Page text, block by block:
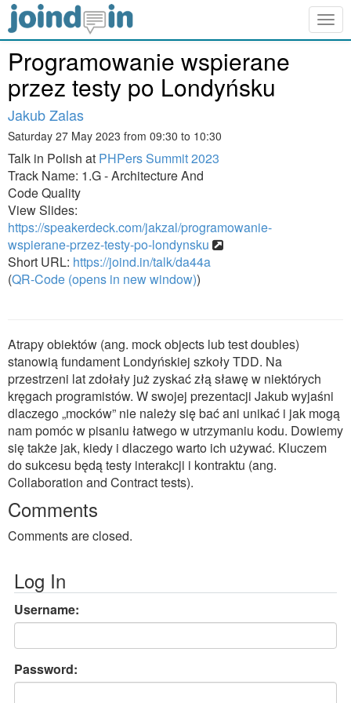
Programowanie wspierane
przez testy po Londyńsku
Jakub Zalas
Saturday 27 May 2023 from 09:30 to 10:30
Talk in Polish at PHPers Summit 2023
Track Name: 1.G - Architecture And
Code Quality
View Slides:
https://speakerdeck.com/jakzal/programowanie-
wspierane-przez-testy-po-londynsku
Short URL: https://joind.in/talk/da44a
(QR-Code (opens in new window))
Atrapy obiektów (ang. mock objects lub test doubles)
stanowią fundament Londyńskiej szkoły TDD. Na
przestrzeni lat zdołały już zyskać złą sławę w niektórych
kręgach programistów. W swojej prezentacji Jakub wyjaśni
dlaczego „mocków” nie należy się bać ani unikać i jak mogą
nam pomóc w pisaniu łatwego w utrzymaniu kodu. Dowiemy
się także jak, kiedy i dlaczego warto ich używać. Kluczem
do sukcesu będą testy interakcji i kontraktu (ang.
Collaboration and Contract tests).
Comments
Comments are closed.
Log In
Username:
Password: